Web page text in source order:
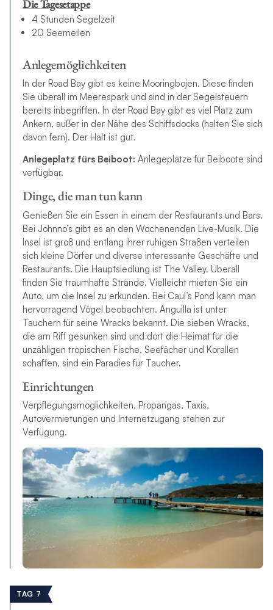
Die Tagesetappe
4 Stunden Segelzeit
20 Seemeilen
Anlegemöglichkeiten
In der Road Bay gibt es keine Mooringbojen. Diese finden
Sie überall im Meerespark und sind in der Segelsteuern
bereits inbegriffen. In der Road Bay gibt es viel Platz zum
Ankern, außer in der Nähe des Schiffsdocks (halten Sie sich
davon fern). Der Halt ist gut.
Anlegeplatz fürs Beiboot: Anlegeplätze für Beiboote sind
verfügbar.
Dinge, die man tun kann
Genießen Sie ein Essen in einem der Restaurants und Bars.
Bei Johnno’s gibt es an den Wochenenden Live-Musik. Die
Insel ist groß und entlang ihrer ruhigen Straßen verteilen
sich kleine Dörfer und diverse interessante Geschäfte und
Restaurants. Die Hauptsiedlung ist The Valley. Überall
finden Sie traumhafte Strände. Vielleicht mieten Sie ein
Auto, um die Insel zu erkunden. Bei Caul’s Pond kann man
hervorragend Vögel beobachten. Anguilla ist unter
Tauchern für seine Wracks bekannt. Die sieben Wracks,
die am Riff gesunken sind und dort die Heimat für die
unzähligen tropischen Fische, Seefächer und Korallen
schaffen, sind ein Paradies für Taucher.
Einrichtungen
Verpflegungsmöglichkeiten, Propangas, Taxis,
Autovermietungen und Internetzugang stehen zur
Verfügung.
TAG 7